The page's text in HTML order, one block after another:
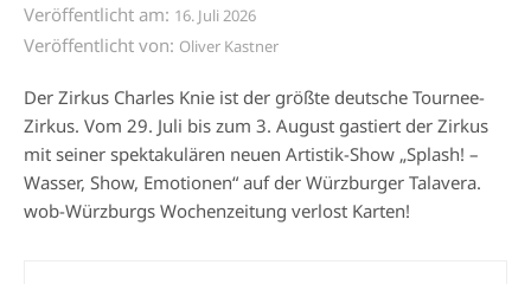
Veröffentlicht am: 16. Juli 2026
Veröffentlicht von: Oliver Kastner
Der Zirkus Charles Knie ist der größte deutsche Tournee-
Zirkus. Vom 29. Juli bis zum 3. August gastiert der Zirkus
mit seiner spektakulären neuen Artistik-Show „Splash! –
Wasser, Show, Emotionen“ auf der Würzburger Talavera.
wob-Würzburgs Wochenzeitung verlost Karten!